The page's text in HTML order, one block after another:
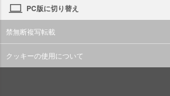
PC版に切り替え
禁無断複写転載
クッキーの使用について